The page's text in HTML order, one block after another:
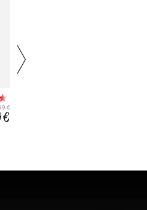
€
€